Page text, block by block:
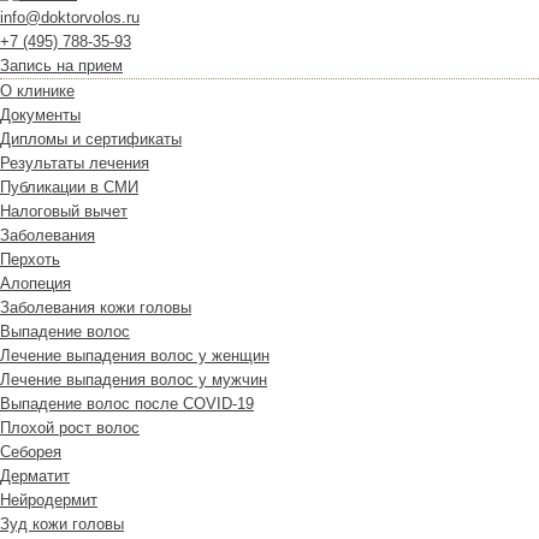
info@doktorvolos.ru
+7 (495) 788-35-93
Запись на прием
О клинике
Документы
Дипломы и сертификаты
Результаты лечения
Публикации в СМИ
Налоговый вычет
Заболевания
Перхоть
Алопеция
Заболевания кожи головы
Выпадение волос
Лечение выпадения волос у женщин
Лечение выпадения волос у мужчин
Выпадение волос после COVID-19
Плохой рост волос
Cеборея
Дерматит
Нейродермит
Зуд кожи головы